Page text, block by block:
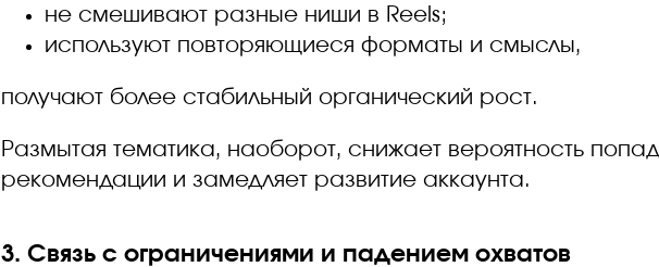
не смешивают разные ниши в Reels;
используют повторяющиеся форматы и смыслы,
получают более стабильный органический рост.
Размытая тематика, наоборот, снижает вероятность
рекомендации и замедляет развитие аккаунта.
3. Связь с ограничениями и падением охватов